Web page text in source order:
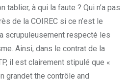
tablier, à qui la faute ? Qui n’a pas
de la COIREC si ce n’est le
scrupuleusement respecté les
Ainsi, dans le contrat de la
il est clairement stipulé que «
grandet the contrôle and